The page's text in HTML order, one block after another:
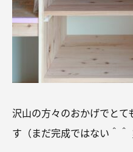
沢山の方々のおかげでと
す（まだ完成ではない＾＾